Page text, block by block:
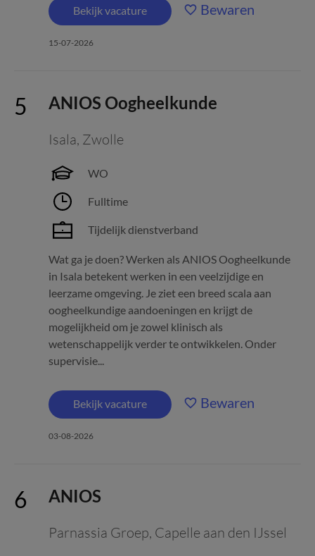
Bekijk vacature Bewaren
15-07-2026
ANIOS Oogheelkunde
Isala, Zwolle
WO
Fulltime
Tijdelijk dienstverband
Wat ga je doen? Werken als ANIOS Oogheelkunde
in Isala betekent werken in een veelzijdige en
leerzame omgeving. Je ziet een breed scala aan
oogheelkundige aandoeningen en krijgt de
mogelijkheid om je zowel klinisch als
wetenschappelijk verder te ontwikkelen. Onder
supervisie...
Bekijk vacature Bewaren
03-08-2026
ANIOS
Parnassia Groep, Capelle aan den IJssel